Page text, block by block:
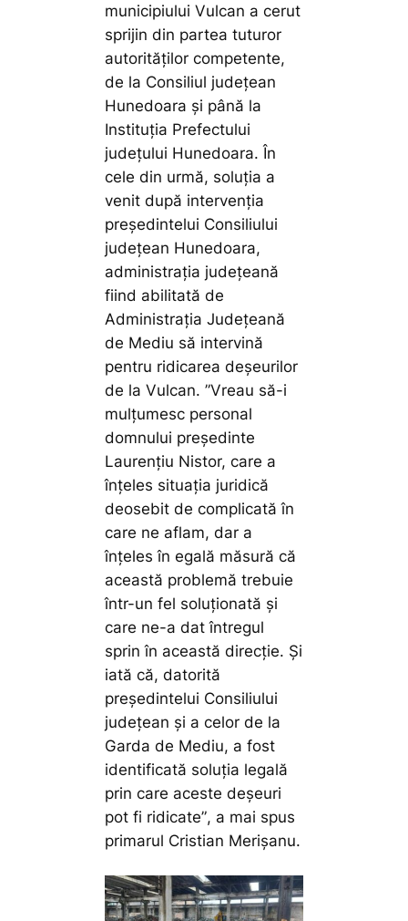
municipiului Vulcan a cerut
sprijin din partea tuturor
autorităților competente,
de la Consiliul județean
Hunedoara și până la
Instituția Prefectului
județului Hunedoara. În
cele din urmă, soluția a
venit după intervenția
președintelui Consiliului
județean Hunedoara,
administrația județeană
fiind abilitată de
Administrația Județeană
de Mediu să intervină
pentru ridicarea deșeurilor
de la Vulcan.”Vreau să-i
mulțumesc personal
domnului președinte
Laurențiu Nistor, care a
înțeles situația juridică
deosebit de complicată în
care ne aflam, dar a
înțeles în egală măsură că
această problemă trebuie
într-un fel soluționată și
care ne-a dat întregul
sprin în această direcție. Și
iată că, datorită
președintelui Consiliului
județean și a celor de la
Garda de Mediu, a fost
identificată soluția legală
prin care aceste deșeuri
pot fi ridicate”, a mai spus
primarul Cristian Merișanu.